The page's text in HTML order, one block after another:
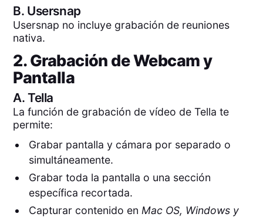
B. Usersnap
Usersnap no incluye grabación de reuniones
nativa.
2. Grabación de Webcam y
Pantalla
A.Tella
La función de grabación de vídeo de Tella te
permite:
Grabar pantalla y cámara por separado o
simultáneamente.
Grabar toda la pantalla o una sección
específica recortada.
Capturar contenido en Mac OS, Windows y